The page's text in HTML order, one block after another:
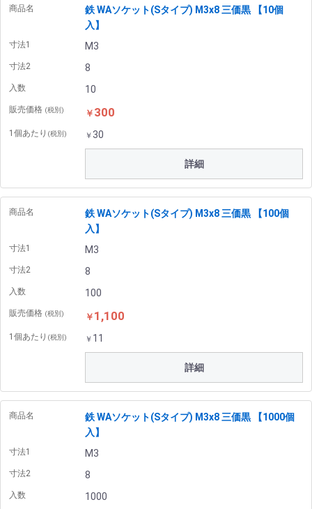
商品名
鉄 WAソケット(Sタイプ) M3x8 三価黒 【10個
入】
寸法1 M3
寸法2 8
入数 10
販売価格 (税別) ￥ 300
1個あたり (税別) ￥ 30
詳細
商品名
鉄 WAソケット(Sタイプ) M3x8 三価黒 【100個
入】
寸法1 M3
寸法2 8
入数 100
販売価格 (税別) ￥ 1,100
1個あたり (税別) ￥ 11
詳細
商品名
鉄 WAソケット(Sタイプ) M3x8 三価黒 【1000個
入】
寸法1 M3
寸法2 8
入数 1000